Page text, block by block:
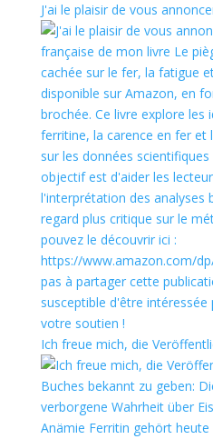
J'ai le plaisir de vous
Ich freue mich, die